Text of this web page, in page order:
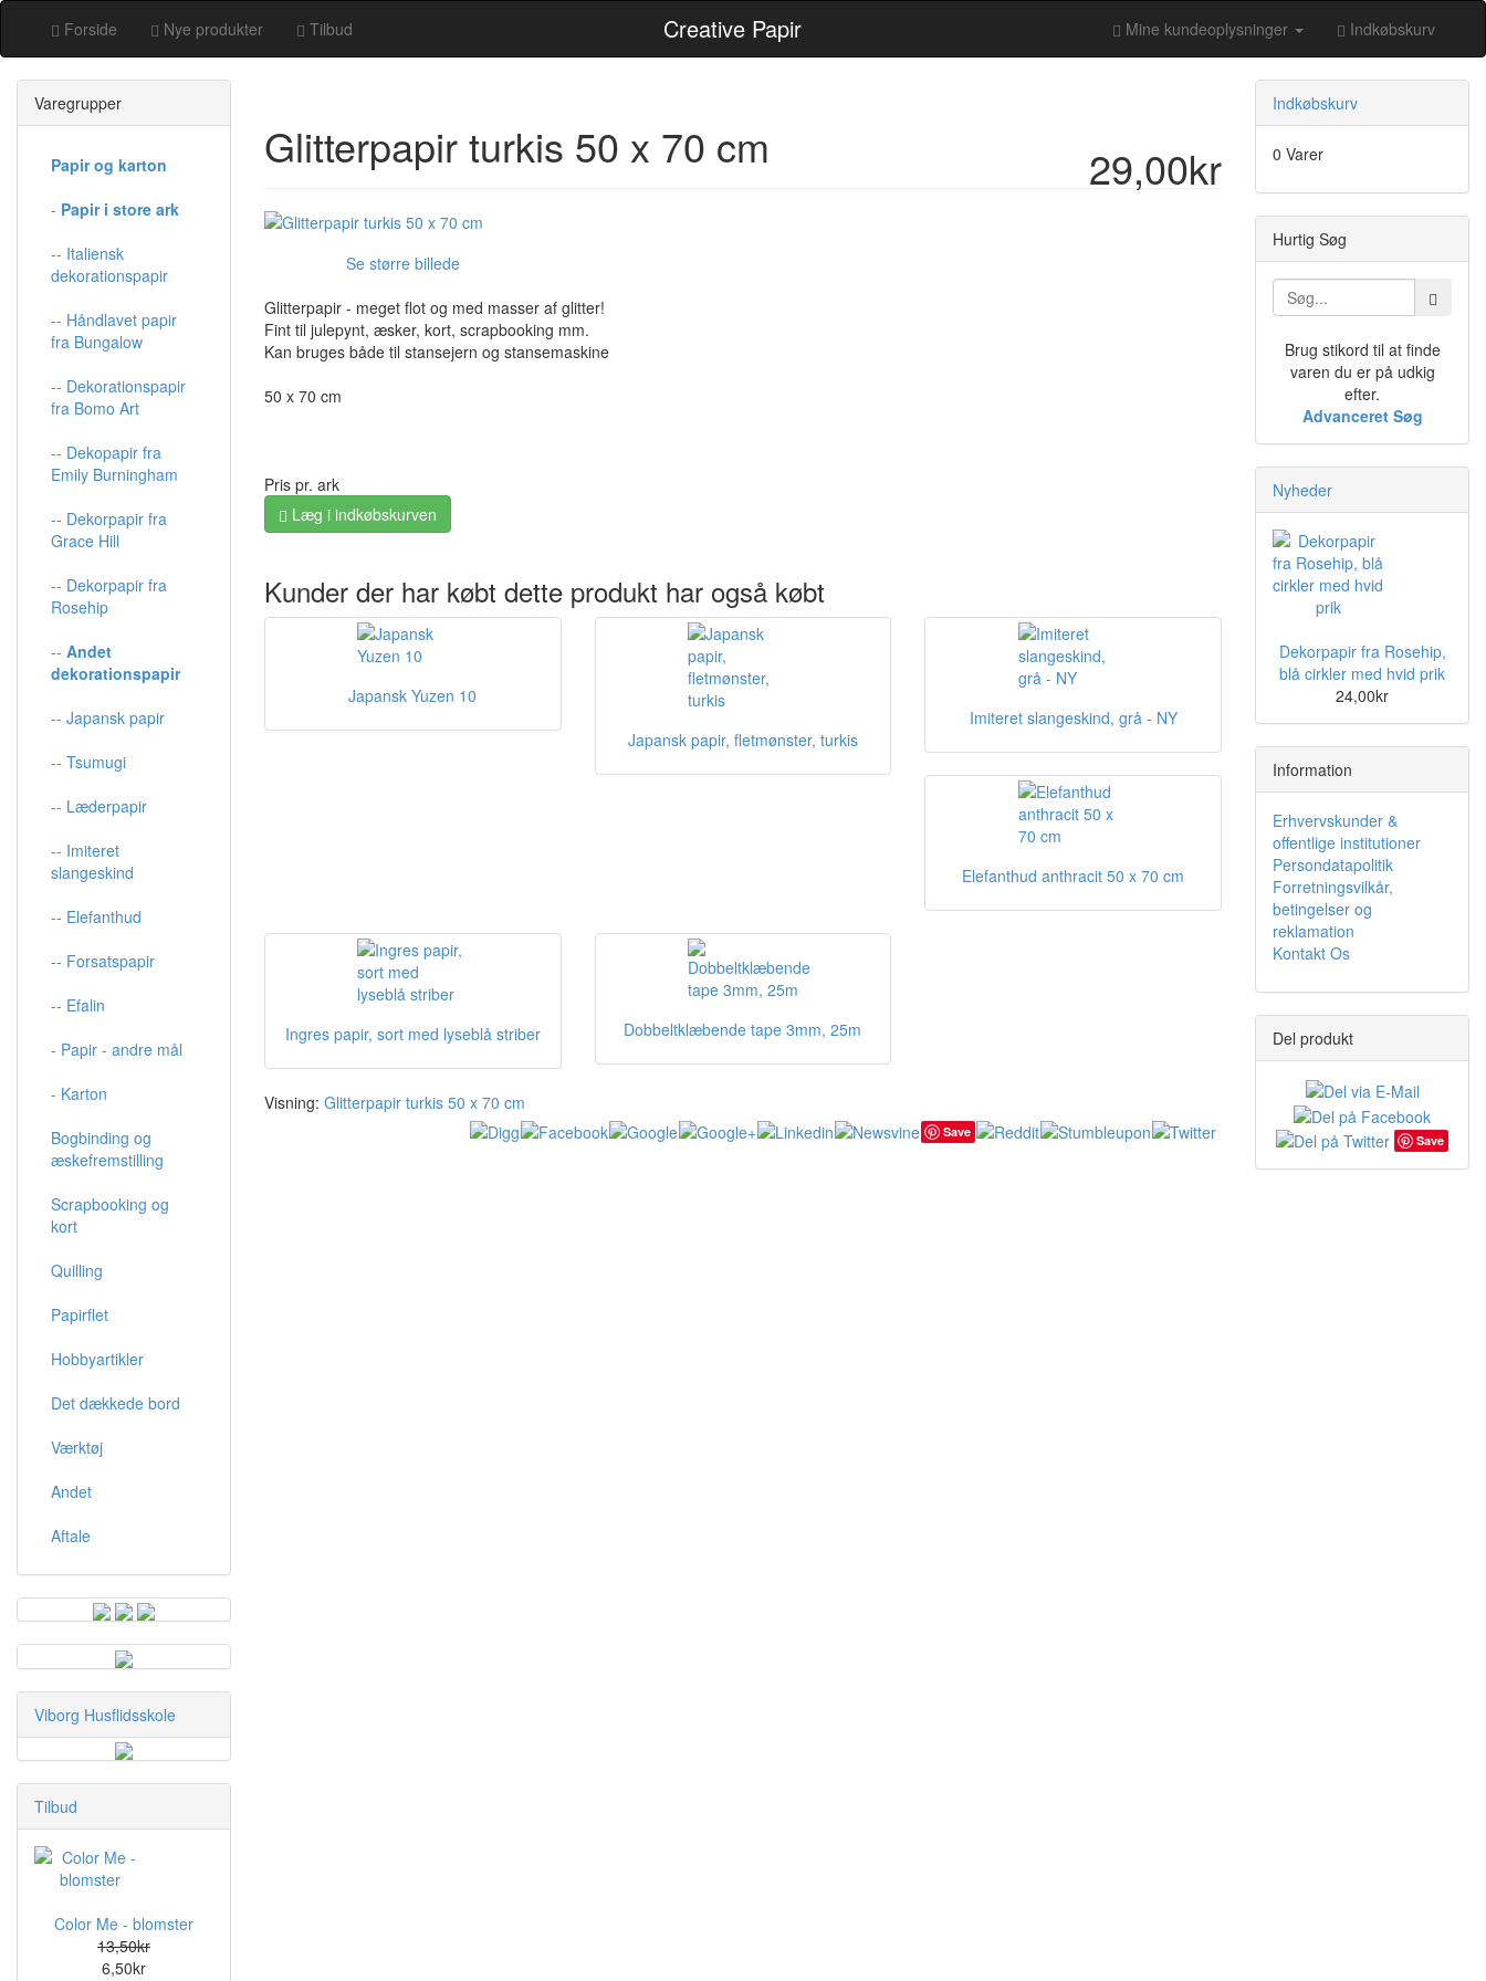
Forside Nye produkter Tilbud Mine kundeoplysninger Indkøbskurv
Creative Papir
29,00kr
Glitterpapir turkis 50 x 70 cm
Se større billede
Glitterpapir - meget flot og med masser af glitter!
Fint til julepynt, æsker, kort, scrapbooking mm.
Kan bruges både til stansejern og stansemaskine
50 x 70 cm
Pris pr. ark
Læg i indkøbskurven
Kunder der har købt dette produkt har også købt
Japansk Yuzen 10
Japansk papir, fletmønster, turkis
Imiteret slangeskind, grå - NY
Elefanthud anthracit 50 x 70 cm
Ingres papir, sort med lyseblå striber Dobbeltklæbende tape 3mm, 25m
Visning: Glitterpapir turkis 50 x 70 cm
Save
Varegrupper
Papir og karton
- Papir i store ark
-- Italiensk
dekorationspapir
-- Håndlavet papir
fra Bungalow
-- Dekorationspapir
fra Bomo Art
-- Dekopapir fra
Emily Burningham
-- Dekorpapir fra
Grace Hill
-- Dekorpapir fra
Rosehip
-- Andet
dekorationspapir
-- Japansk papir
-- Tsumugi
-- Læderpapir
-- Imiteret
slangeskind
-- Elefanthud
-- Forsatspapir
-- Efalin
- Papir - andre mål
- Karton
Bogbinding og
æskefremstilling
Scrapbooking og
kort
Quilling
Papirflet
Hobbyartikler
Det dækkede bord
Værktøj
Andet
Aftale
Viborg Husflidsskole
Tilbud
Color Me - blomster
13,50kr
6,50kr
Indkøbskurv
0 Varer
Hurtig Søg
Brug stikord til at finde
varen du er på udkig
efter.
Advanceret Søg
Nyheder
Dekorpapir fra Rosehip,
blå cirkler med hvid prik
24,00kr
Information
Erhvervskunder &
offentlige institutioner
Persondatapolitik
Forretningsvilkår,
betingelser og
reklamation
Kontakt Os
Del produkt
Save